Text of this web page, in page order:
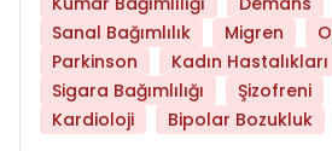
Sanal Bağımlılık
Migren
Parkinson
Kadın Hastalıkları
Sigara Bağımlılığı
Şizofreni
Kardioloji
Bipolar Bozukluk